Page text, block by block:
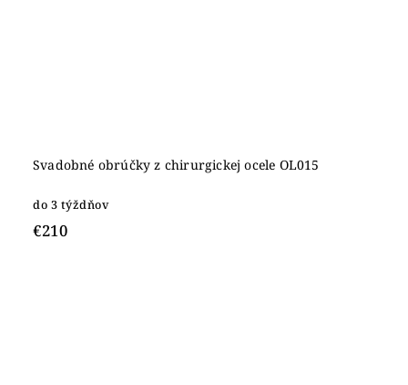
Svadobné obrúčky z chirurgickej ocele OL015
do 3 týždňov
€210